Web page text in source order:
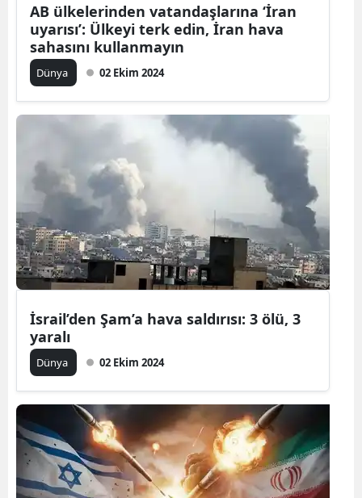
AB ülkelerinden vatandaşlarına ‘İran
uyarısı’: Ülkeyi terk edin, İran hava
sahasını kullanmayın
Dünya 02 Ekim 2024
İsrail’den Şam’a hava saldırısı: 3 ölü, 3
yaralı
Dünya 02 Ekim 2024